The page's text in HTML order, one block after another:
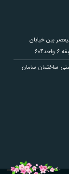
بین خیابان
ساختمان سامان